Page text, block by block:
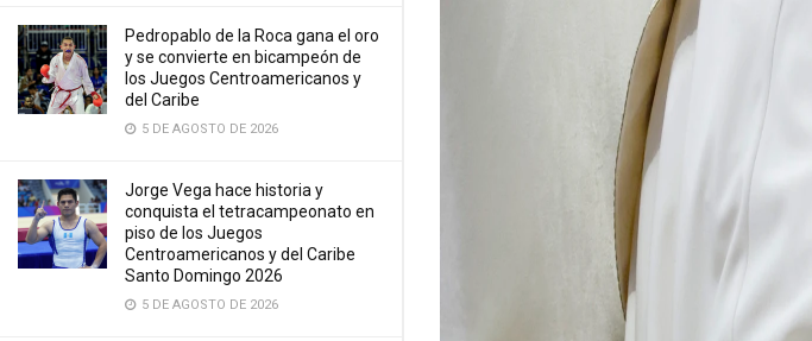
Pedropablo de la Roca gana el oro
y se convierte en bicampeón de
los Juegos Centroamericanos y
del Caribe
5 DE AGOSTO DE 2026
Jorge Vega hace historia y
conquista el tetracampeonato en
piso de los Juegos
Centroamericanos y del Caribe
Santo Domingo 2026
5 DE AGOSTO DE 2026